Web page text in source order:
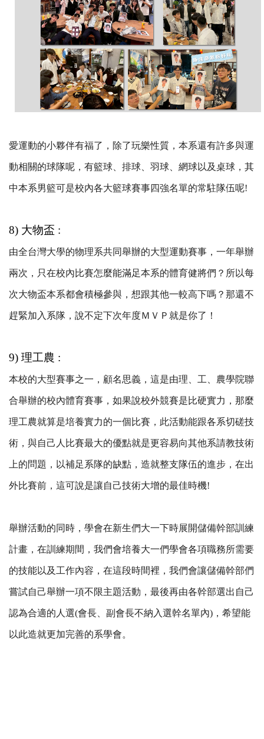
愛運動的小夥伴有福了，除了玩樂性質，本系還有許多與運
動相關的球隊呢，有籃球、排球、羽球、網球以及桌球，其
中本系男籃可是校內各大籃球賽事四強名單的常駐隊伍呢!
8) 大物盃 :
由全台灣大學的物理系共同舉辦的大型運動賽事，一年舉辦
兩次，只在校內比賽怎麼能滿足本系的體育健將們？所以每
次大物盃本系都會積極參與，想跟其他一較高下嗎？那還不
趕緊加入系隊，說不定下次年度ＭＶＰ就是你了！
9) 理工農 :
本校的大型賽事之一，顧名思義，這是由理、工、農學院聯
合舉辦的校內體育賽事，如果說校外競賽是比硬實力，那麼
理工農就算是培養實力的一個比賽，此活動能跟各系切磋技
術，與自己人比賽最大的優點就是更容易向其他系請教技術
上的問題，以補足系隊的缺點，造就整支隊伍的進步，在出
外比賽前，這可說是讓自己技術大增的最佳時機!
舉辦活動的同時，學會在新生們大一下時展開儲備幹部訓練
計畫，在訓練期間，我們會培養大一們學會各項職務所需要
的技能以及工作內容，在這段時間裡，我們會讓儲備幹部們
嘗試自己舉辦一項不限主題活動，最後再由各幹部選出自己
認為合適的人選(會長、副會長不納入選幹名單內)，希望能
以此造就更加完善的系學會。